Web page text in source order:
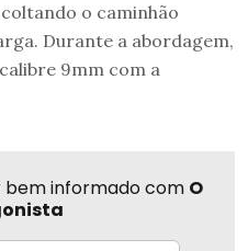
o caminhão
Durante a abordagem,
9mm com a
bem informado com O